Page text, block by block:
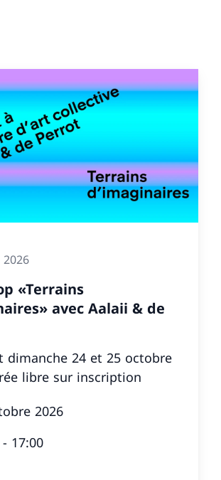
«Terrains
avec Aalaii & de
dimanche 24 et 25 octobre
libre sur inscription
2026
17:00